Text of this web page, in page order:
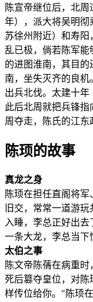
陈宣帝继位后，北
年），派大将吴明彻
苏徐州附近）和寿
乱已极，倘若陈军能
的进图淮南，其目
南，坐失灭齐的良机
出兵北伐。太建十年
此后北周就把兵锋
周夺走，陈氏的江东
陈顼的故事
真龙之身
陈顼在担任直阁将
旧交，常常一道游
入睡，李总正好出
一条大龙，李总当下
太伯之事
陈文帝陈蒨在病重
死后篡夺皇位，对
样传位给你。"陈顼